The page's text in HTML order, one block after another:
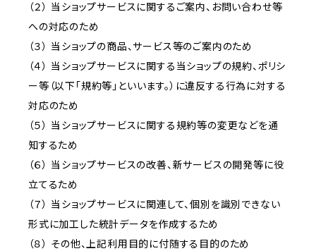
（２） 当ショップサービスに関するご案内、お問い合わせ等
への対応のため
（３） 当ショップの商品、サービス等のご案内のため
（４） 当ショップサービスに関する当ショップの規約、ポリシ
ー等（以下「規約等」といいます。）に違反する行為に対する
対応のため
（５） 当ショップサービスに関する規約等の変更などを通
知するため
（６） 当ショップサービスの改善、新サービスの開発等に役
立てるため
（７） 当ショップサービスに関連して、個別を識別できない
形式に加工した統計データを作成するため
（８） その他、上記利用目的に付随する目的のため